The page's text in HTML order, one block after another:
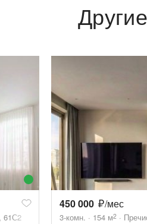
61С2
450 000 /мес
3-комн. 154 м2